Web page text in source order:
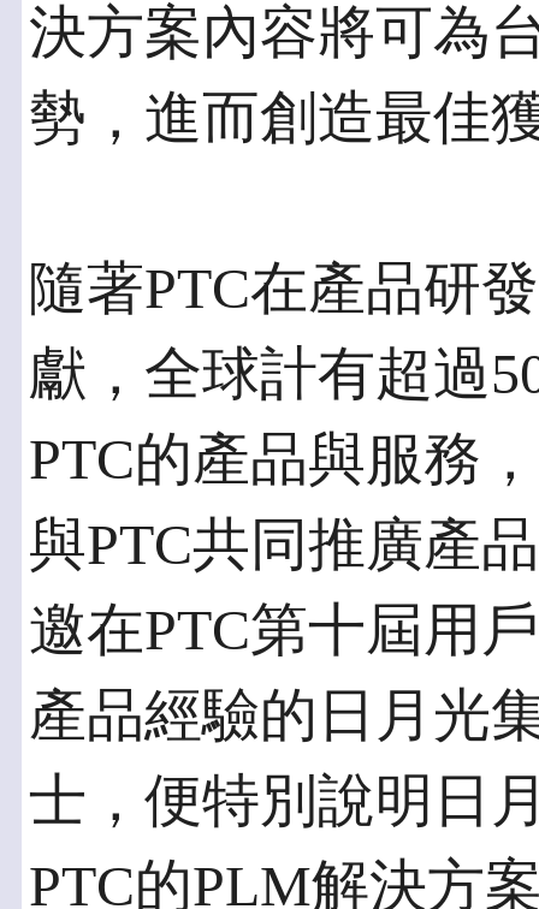
決方案內容將可為
勢，進而創造最佳
隨著PTC在產品研
獻，全球計有超過
PTC的產品與服務
與PTC共同推廣產
邀在PTC第十屆用
產品經驗的日月光
士，便特別說明日
PTC的PLM解決方